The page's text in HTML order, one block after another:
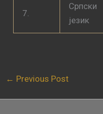
7.
Српски
језик
← Previous Post